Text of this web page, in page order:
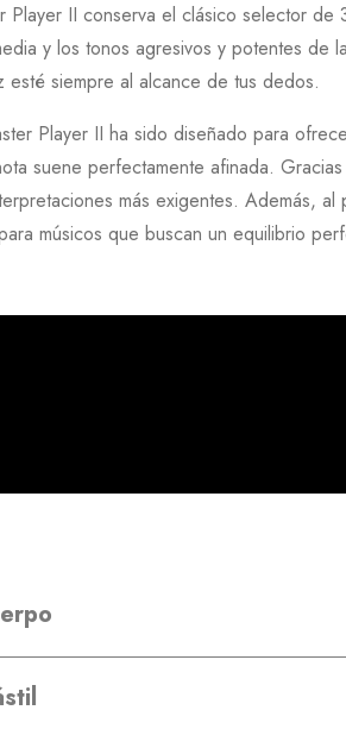
Player II conserva el clásico selector de
y los tonos agresivos y potentes de
siempre al alcance de tus dedos.
Player II ha sido diseñado para
suene perfectamente afinada. Gracias
más exigentes. Además,
músicos que buscan un equilibrio